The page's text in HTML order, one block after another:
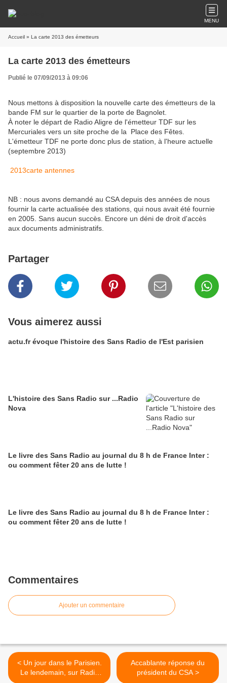
MENU
Accueil » La carte 2013 des émetteurs
La carte 2013 des émetteurs
Publié le 07/09/2013 à 09:06
Nous mettons à disposition la nouvelle carte des émetteurs de la
bande FM sur le quartier de la porte de Bagnolet.
À noter le départ de Radio Aligre de l'émetteur TDF sur les
Mercuriales vers un site proche de la Place des Fêtes.
L'émetteur TDF ne porte donc plus de station, à l'heure actuelle
(septembre 2013)
2013carte antennes
NB : nous avons demandé au CSA depuis des années de nous
fournir la carte actualisée des stations, qui nous avait été fournie
en 2005. Sans aucun succès. Encore un déni de droit d'accès
aux documents administratifs.
Partager
Vous aimerez aussi
actu.fr évoque l'histoire des Sans Radio de l'Est parisien
L'histoire des Sans Radio sur ...Radio
Nova
Le livre des Sans Radio au journal du 8 h de France Inter :
ou comment fêter 20 ans de lutte !
Le livre des Sans Radio au journal du 8 h de France Inter :
ou comment fêter 20 ans de lutte !
Commentaires
Ajouter un commentaire
< Un jour dans le Parisien.
Le lendemain, sur Radio
Accablante réponse du
président du CSA >